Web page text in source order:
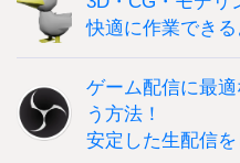
快適に作業でき
ゲーム配信に最
う方法！
安定した生配信